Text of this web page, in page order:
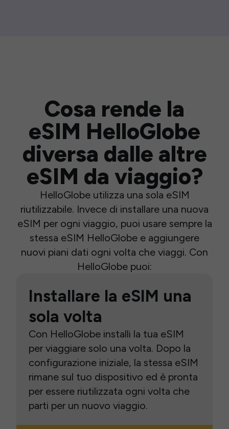
Cosa rende la
eSIM HelloGlobe
diversa dalle altre
eSIM da viaggio?
HelloGlobe utilizza una sola eSIM
riutilizzabile. Invece di installare una nuova
eSIM per ogni viaggio, puoi usare sempre la
stessa eSIM HelloGlobe e aggiungere
nuovi piani dati ogni volta che viaggi. Con
HelloGlobe puoi:
Installare la eSIM una
sola volta
Con HelloGlobe installi la tua eSIM
per viaggiare solo una volta. Dopo la
configurazione iniziale, la stessa eSIM
rimane sul tuo dispositivo ed è pronta
per essere riutilizzata ogni volta che
parti per un nuovo viaggio.